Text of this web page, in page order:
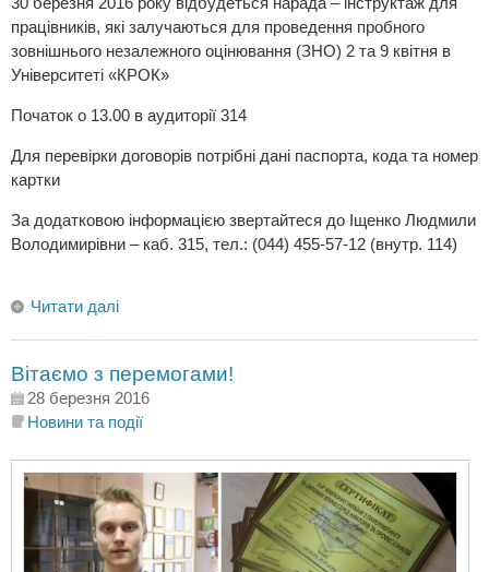
працівників, які залучаються для проведення пробного
зовнішнього незалежного оцінювання (ЗНО) 2 та 9 квітня в
Університеті «КРОК»
Початок о 13.00 в аудиторії 314
Для перевірки договорів потрібні дані паспорта, кода та номер
картки
За додатковою інформацією звертайтеся до Іщенко Людмили
Володимирівни – каб. 315, тел.: (044) 455-57-12 (внутр. 114)
Читати далі
Вітаємо з перемогами!
28 березня 2016
Новини та події